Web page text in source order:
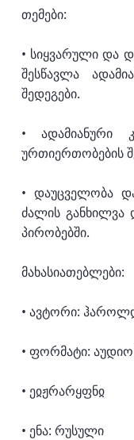
თემები:
• სიყვარული და
შესწავლა
შედეგები.
• ადამიანური
ურთიერთობების
• დაუცველობა
ძალის განხილვა
პირობებში.
მახასიათებლები:
• ავტორი:
• ფორმატი: აუდიო
• ეჲჟრარყფნჲ
• ენა: რუსული